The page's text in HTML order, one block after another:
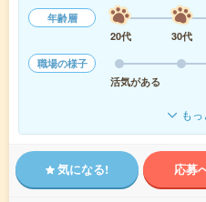
年齢層
20代
30代
職場の様子
活気がある
も
気になる! 応募